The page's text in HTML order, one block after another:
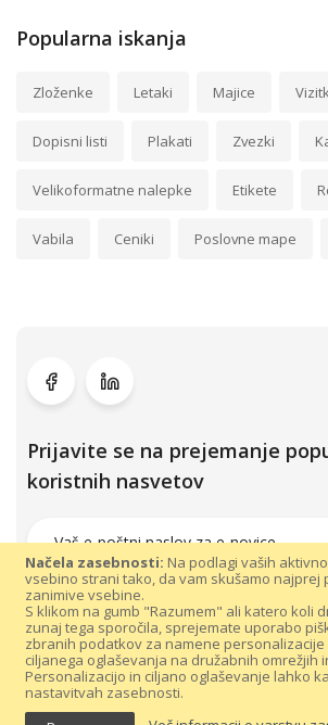
Načela zasebnosti: Na podlagi vaših
vsebino strani tako, da vam skušamo najprej
zanimive vsebine.
S klikom na gumb "Razumem" ali katero koli
zunaj tega sporočila, sprejemate uporabo
zbranih podatkov za namene
ciljanega oglaševanja na družabnih omrežjih
Personalizacijo in ciljano oglaševanje lahko
nastavitvah zasebnosti.
Popularna iskanja
Zloženke Letaki Majice
Dopisni listi Plakati Zvezki
Velikoformatne nalepke Etikete
Vabila Ceniki Poslovne mape
Prijavite se na prejemanje
koristnih nasvetov
Vse pravice pridržane 300dpi.com © 2021 |